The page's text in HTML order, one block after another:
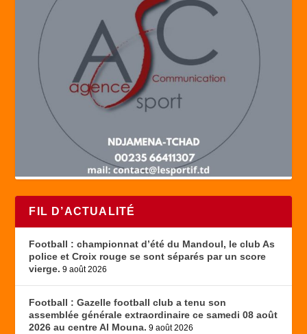
FIL D’ACTUALITÉ
Football : championnat d’été du Mandoul, le club As
police et Croix rouge se sont séparés par un score
vierge. 9 août 2026
Football : Gazelle football club a tenu son
assemblée générale extraordinaire ce samedi 08 août
2026 au centre Al Mouna. 9 août 2026